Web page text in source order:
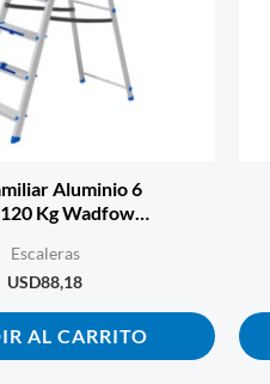
Aluminio 6
Kg Wadfow
Escaleras
USD88,18
AL CARRITO